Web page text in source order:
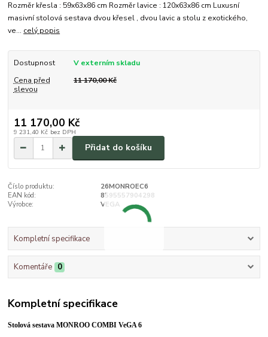
Rozměr křesla : 59x63x86 cm Rozměr lavice : 120x63x86 cm Luxusní
masivní stolová sestava dvou křesel , dvou lavic a stolu z exotického,
ve... celý popis
Dostupnost
V externím skladu
Cena před
slevou
11 170,00 Kč
11 170,00 Kč
9 231,40 Kč bez DPH
Přidat do košíku
Číslo produktu:
26MONROEC6
EAN kód:
8595557904298
Výrobce:
VEGA
Kompletní specifikace
Komentáře 0
Kompletní specifikace
Stolová sestava MONROO COMBI VeGA 6